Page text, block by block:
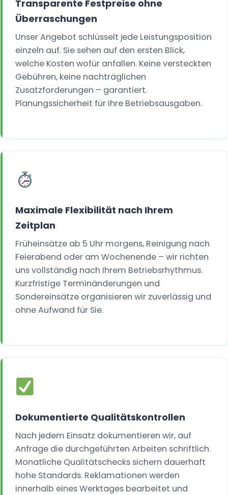
Transparente Festpreise ohne
Überraschungen
Unser Angebot schlüsselt jede Leistungsposition
einzeln auf. Sie sehen auf den ersten Blick,
welche Kosten wofür anfallen. Keine versteckten
Gebühren, keine nachträglichen
Zusatzforderungen – garantiert.
Planungssicherheit für Ihre Betriebsausgaben.
Maximale Flexibilität nach Ihrem
Zeitplan
Früheinsätze ab 5 Uhr morgens, Reinigung nach
Feierabend oder am Wochenende – wir richten
uns vollständig nach Ihrem Betriebsrhythmus.
Kurzfristige Terminänderungen und
Sondereinsätze organisieren wir zuverlässig und
ohne Aufwand für Sie.
Dokumentierte Qualitätskontrollen
Nach jedem Einsatz dokumentieren wir, auf
Anfrage die durchgeführten Arbeiten schriftlich.
Monatliche Qualitätschecks sichern dauerhaft
hohe Standards. Reklamationen werden
innerhalb eines Werktages bearbeitet und